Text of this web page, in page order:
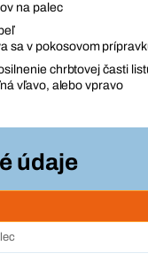
na palec
sa v pokosovom
chrbtovej časti
vľavo, alebo vpravo
údaje